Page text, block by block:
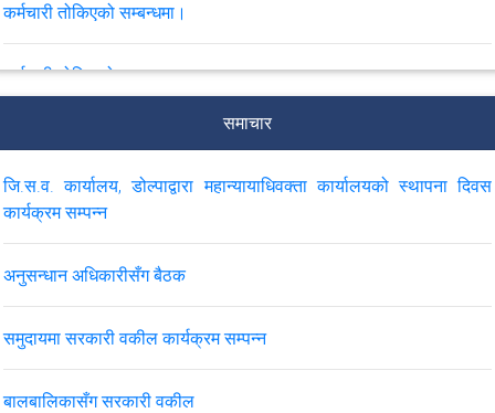
कर्मचारी तोकिएको सम्बन्धमा।
कर्मचारी तोकिएको सम्बन्धमा।
स्वत प्रकाशन दोर्सो त्रैमासिक २०८१ कात्तिक-पुस
VIEW ALL
समाचार
जि.स.व. कार्यालय, डोल्पाद्वारा महान्यायाधिवक्ता कार्यालयको स्थापना दिवस
कार्यक्रम सम्पन्न
अनुसन्धान अधिकारीसँग बैठक
समुदायमा सरकारी वकील कार्यक्रम सम्पन्न
बालबालिकासँग सरकारी वकील